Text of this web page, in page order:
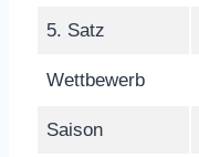
5. Satz
Wettbewerb
Saison